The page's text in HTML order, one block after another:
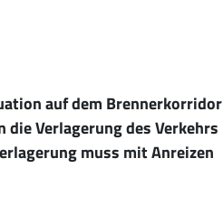
auf dem Brennerkorridor
Verlagerung des Verkehrs
muss mit Anreizen